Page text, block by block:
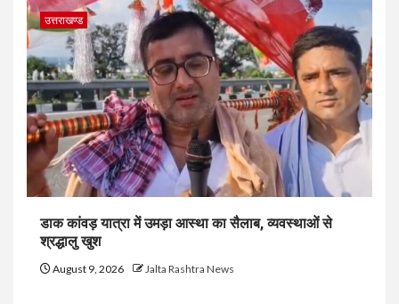
उत्तराखण्ड
डाक कांवड़ यात्रा में उमड़ा आस्था का सैलाब, व्यवस्थाओं से
श्रद्धालु खुश
August 9, 2026 Jalta Rashtra News